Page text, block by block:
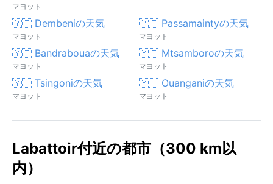
マヨット
🇾🇹 Dembeniの天気
マヨット
🇾🇹 Passamaintyの天気
マヨット
🇾🇹 Bandrabouaの天気
マヨット
🇾🇹 Mtsamboroの天気
マヨット
🇾🇹 Tsingoniの天気
マヨット
🇾🇹 Ouanganiの天気
マヨット
Labattoir付近の都市（300 km以
内）